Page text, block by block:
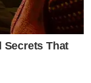
Secrets That